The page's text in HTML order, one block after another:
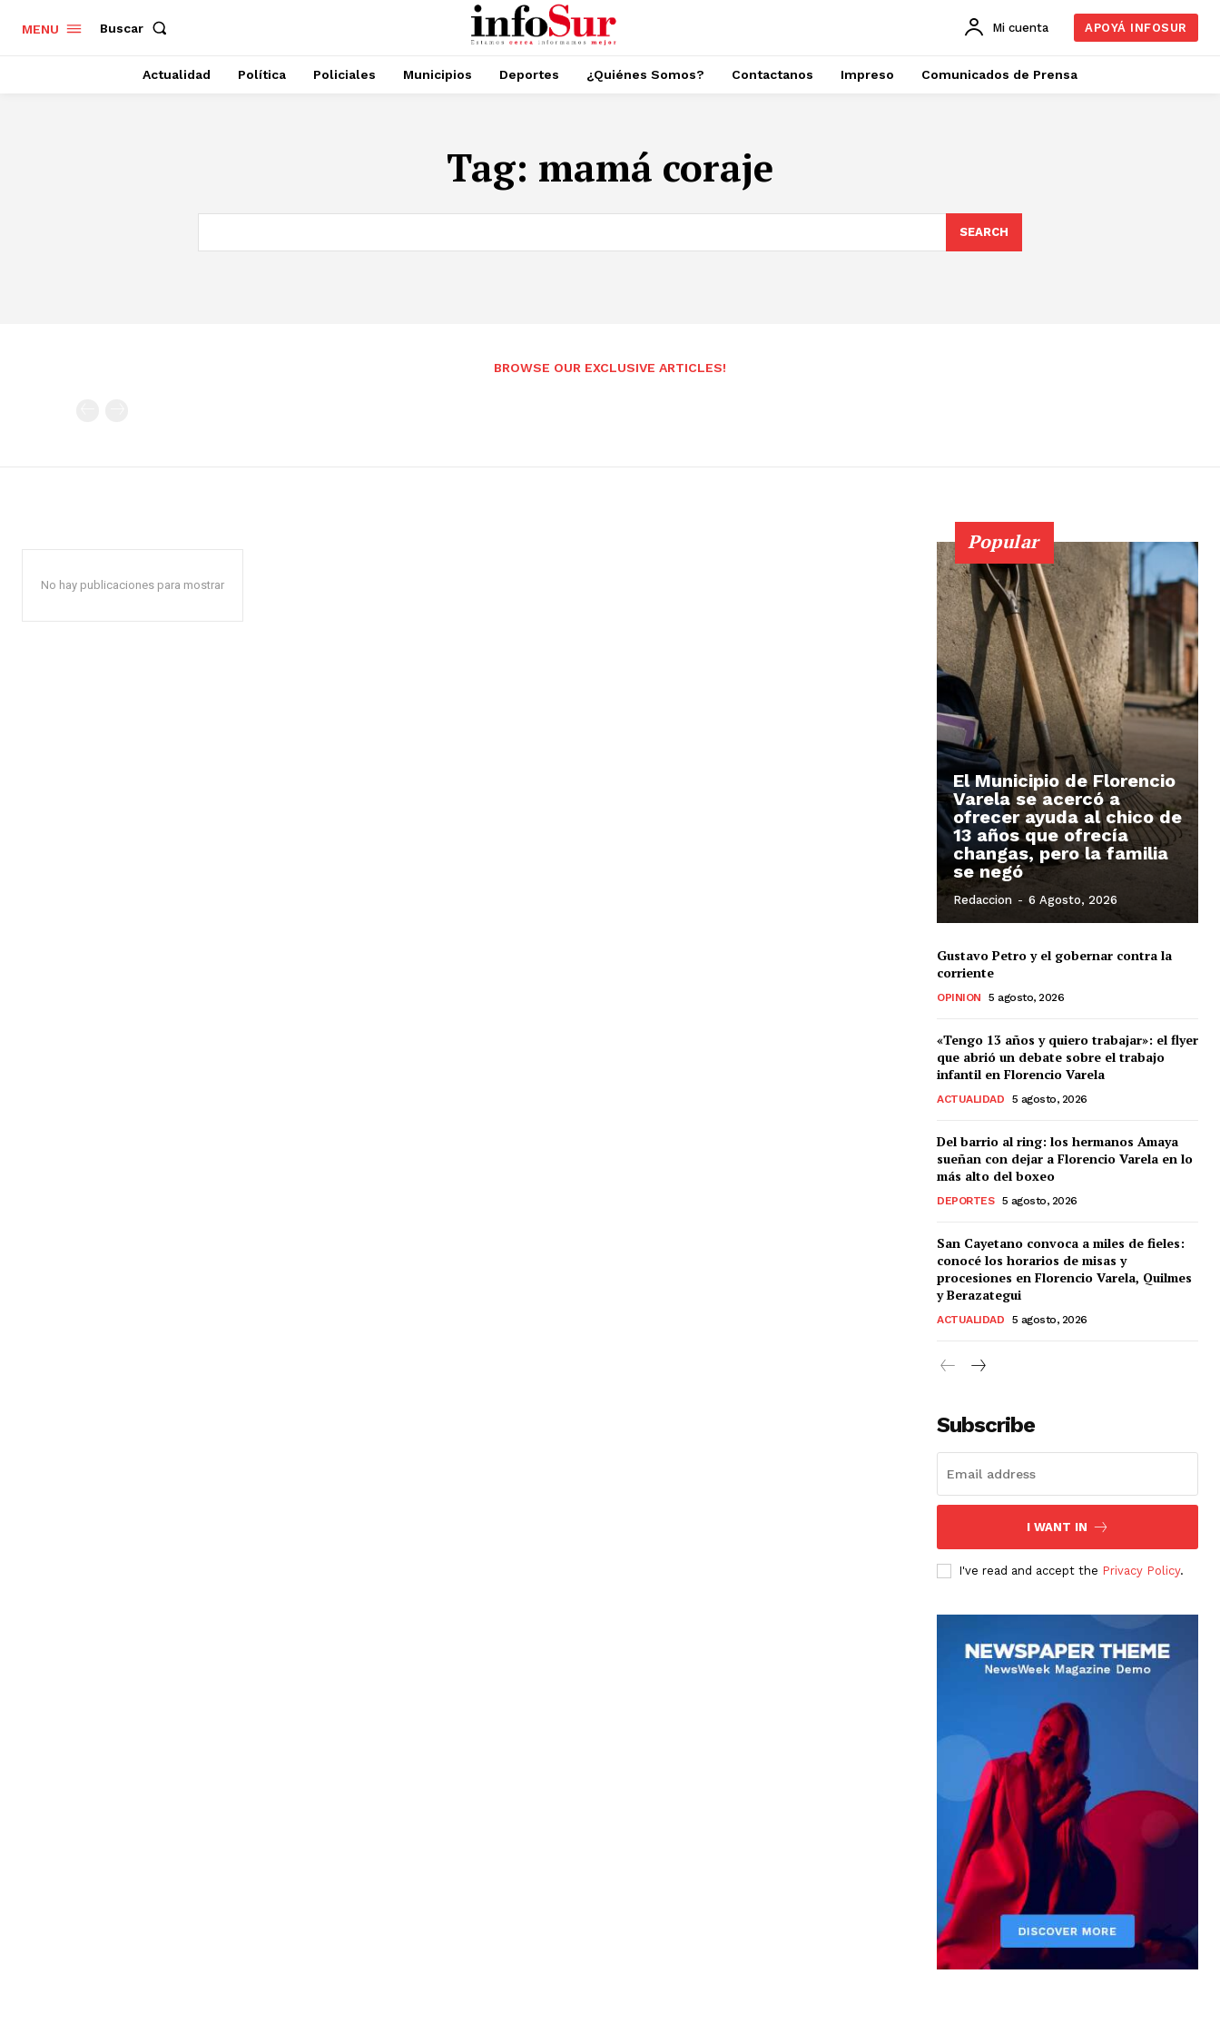
MENU Buscar Mi cuenta APOYÁ INFOSUR
Actualidad Política Policiales Municipios Deportes ¿Quiénes Somos? Contactanos Impreso Comunicados de Prensa
Tag: mamá coraje
SEARCH
BROWSE OUR EXCLUSIVE ARTICLES!
No hay publicaciones para mostrar
Popular
El Municipio de Florencio
Varela se acercó a
ofrecer ayuda al chico de
13 años que ofrecía
changas, pero la familia
se negó
Redaccion - 6 Agosto, 2026
Gustavo Petro y el gobernar contra la
corriente
OPINION 5 agosto, 2026
«Tengo 13 años y quiero trabajar»: el flyer
que abrió un debate sobre el trabajo
infantil en Florencio Varela
ACTUALIDAD 5 agosto, 2026
Del barrio al ring: los hermanos Amaya
sueñan con dejar a Florencio Varela en lo
más alto del boxeo
DEPORTES 5 agosto, 2026
San Cayetano convoca a miles de fieles:
conocé los horarios de misas y
procesiones en Florencio Varela, Quilmes
y Berazategui
ACTUALIDAD 5 agosto, 2026
Subscribe
I WANT IN
I've read and accept the Privacy Policy.